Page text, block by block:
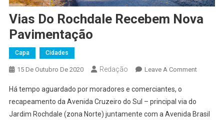
Vias Do Rochdale Recebem Nova
Pavimentação
Capa Cidades
15 De Outubro De 2020 Redação Leave A CommentOn
Recebem
Há tempo aguardado por moradores e comerciantes, o
recapeamento da Avenida Cruzeiro do Sul – principal via do
Jardim Rochdale (zona Norte) juntamente com a Avenida Brasil